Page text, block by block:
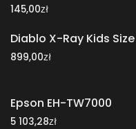
145,00zł
Diablo X-Ray Kids
899,00zł
Epson EH-TW7000
5 103,28zł